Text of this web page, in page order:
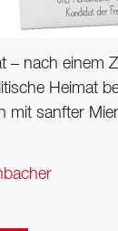
– nach einem
Heimat
mit sanfter